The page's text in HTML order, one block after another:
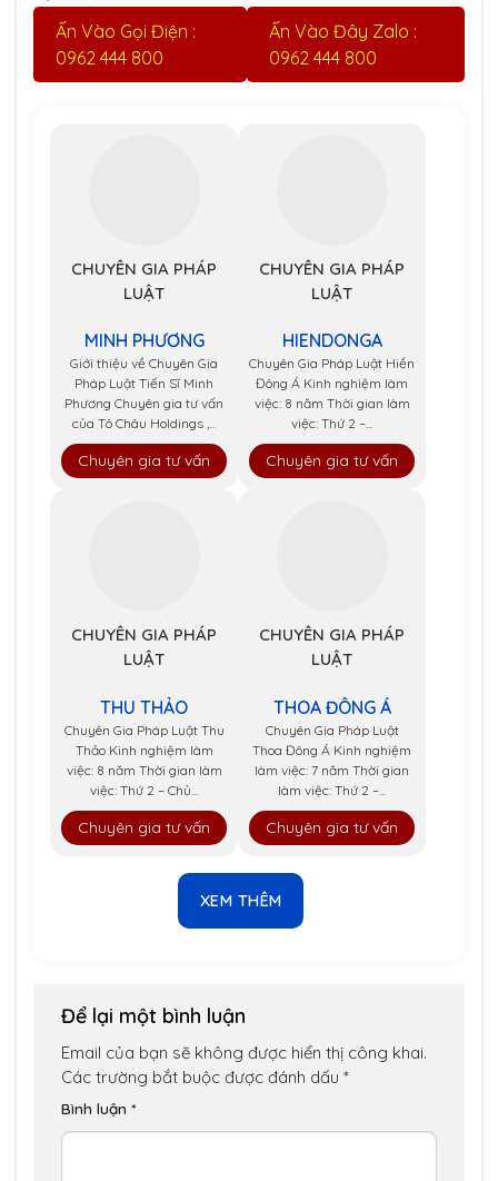
Ấn Vào Gọi Điện :
0962 444 800
Ấn Vào Đây Zalo :
0962 444 800
CHUYÊN GIA PHÁP
LUẬT
MINH PHƯƠNG
Giới thiệu về Chuyên Gia
Pháp Luật Tiến Sĩ Minh
Phương Chuyên gia tư vấn
của Tô Châu Holdings ,...
Chuyên gia tư vấn
CHUYÊN GIA PHÁP
LUẬT
HIENDONGA
Chuyên Gia Pháp Luật Hiền
Đông Á Kinh nghiệm làm
việc: 8 năm Thời gian làm
việc: Thứ 2 –...
Chuyên gia tư vấn
CHUYÊN GIA PHÁP
LUẬT
THU THẢO
Chuyên Gia Pháp Luật Thu
Thảo Kinh nghiệm làm
việc: 8 năm Thời gian làm
việc: Thứ 2 – Chủ...
Chuyên gia tư vấn
CHUYÊN GIA PHÁP
LUẬT
THOA ĐÔNG Á
Chuyên Gia Pháp Luật
Thoa Đông Á Kinh nghiệm
làm việc: 7 năm Thời gian
làm việc: Thứ 2 –...
Chuyên gia tư vấn
XEM THÊM
Để lại một bình luận
Email của bạn sẽ không được hiển thị công khai.
Các trường bắt buộc được đánh dấu *
Bình luận *